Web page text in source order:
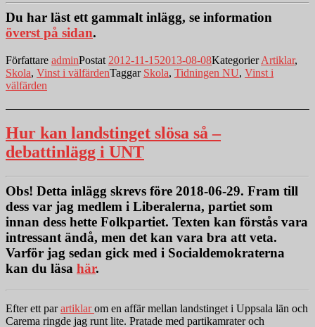
Du har läst ett gammalt inlägg, se information
överst på sidan.
Författare adminPostat 2012-11-152013-08-08KategorierArtiklar,
Skola, Vinst i välfärdenTaggar Skola, Tidningen NU, Vinst i
välfärden
Hur kan landstinget slösa så –
debattinlägg i UNT
Obs! Detta inlägg skrevs före 2018-06-29. Fram till
dess var jag medlem i Liberalerna, partiet som
innan dess hette Folkpartiet. Texten kan förstås vara
intressant ändå, men det kan vara bra att veta.
Varför jag sedan gick med i Socialdemokraterna
kan du läsa här.
Efter ett parartiklarom en affär mellan landstinget i Uppsala län och
Carema ringde jag runt lite. Pratade med partikamrater och